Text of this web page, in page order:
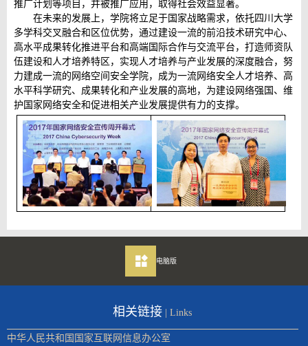
推广计划等项目，并被推广应用，取得社会效益显著。
在未来的发展上，学院将立足于国家战略需求，依托四川大学
多学科交叉融合和区位优势，通过建设一流的前沿技术研究中心、
高水平成果转化推进平台和高端国际合作与交流平台，打造师资队
伍建设和人才培养特区，实现人才培养与产业发展的深度融合，努
力建成一流的网络空间安全学院，成为一流网络安全人才培养、高
水平科学研究、成果转化和产业发展的高地，为建设网络强国、维
护国家网络安全和促进相关产业发展提供有力的支撑。
电脑版
相关链接 | Links
中华人民共和国国家互联网信息办公室